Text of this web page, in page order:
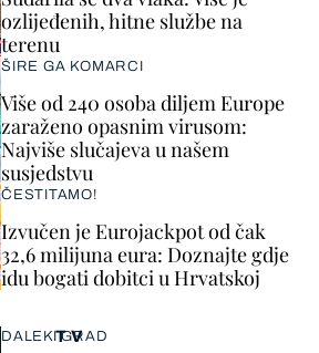
ozlijeđenih, hitne službe na
terenu
ŠIRE GA KOMARCI
Više od 240 osoba diljem Europe
zaraženo opasnim virusom:
Najviše slučajeva u našem
susjedstvu
ČESTITAMO!
Izvučen je Eurojackpot od čak
32,6 milijuna eura: Doznajte gdje
idu bogati dobitci u Hrvatskoj
TV
DALEKI GRAD